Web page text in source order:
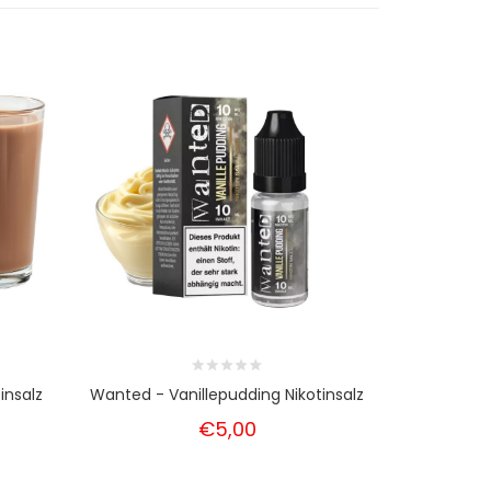
Wanted - Vanillepudding Nikotinsalz
€5,00